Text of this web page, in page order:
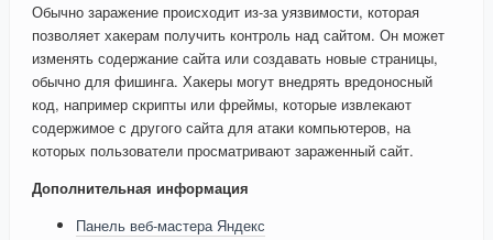
Обычно заражение происходит из-за уязвимости, которая
позволяет хакерам получить контроль над сайтом. Он может
изменять содержание сайта или создавать новые страницы,
обычно для фишинга. Хакеры могут внедрять вредоносный
код, например скрипты или фреймы, которые извлекают
содержимое с другого сайта для атаки компьютеров, на
которых пользователи просматривают зараженный сайт.
Дополнительная информация
Панель веб-мастера Яндекс